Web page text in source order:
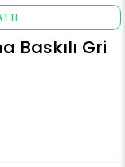
Baskılı Gri